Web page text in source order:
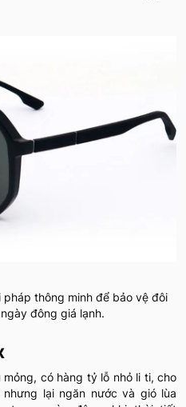
thông minh để bảo vệ đôi
đông giá lạnh.
mỏng, có hàng tỷ lỗ nhỏ li ti, cho
lại ngăn nước và gió lùa